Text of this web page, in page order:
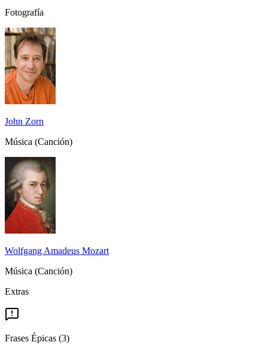
Fotografía
John Zorn
Música (Canción)
Wolfgang Amadeus Mozart
Música (Canción)
Extras
Frases Épicas (3)